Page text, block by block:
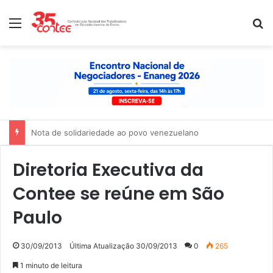
Menu
Nota de apoio à paralisação das trabalhadoras e dos
Diretoria Executiva da
Contee se reúne em São
Paulo
30/09/2013 Última Atualização 30/09/2013 0 265
1 minuto de leitura